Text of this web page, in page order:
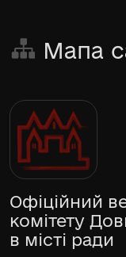
Мапа
Офіційний
комітету
в місті ради